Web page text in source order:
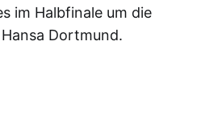
im Halbfinale um die
Dortmund.